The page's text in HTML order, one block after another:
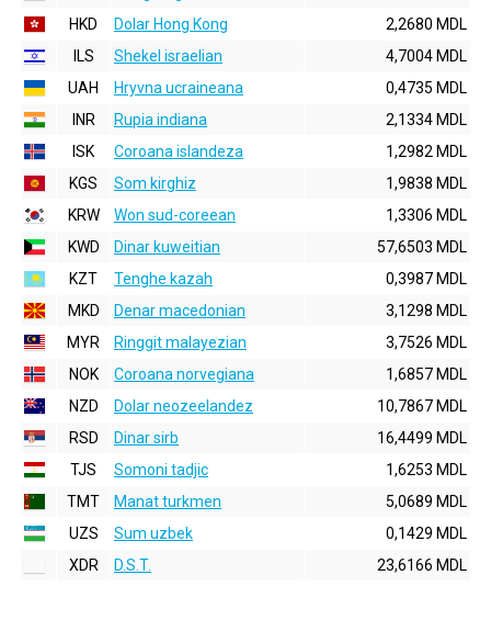
HKD
Dolar Hong Kong
2,2680 MDL
ILS
Shekel israelian
4,7004 MDL
UAH
Hryvna ucraineana
0,4735 MDL
INR
Rupia indiana
2,1334 MDL
ISK
Coroana islandeza
1,2982 MDL
KGS
Som kirghiz
1,9838 MDL
KRW
Won sud-coreean
1,3306 MDL
KWD
Dinar kuweitian
57,6503 MDL
KZT
Tenghe kazah
0,3987 MDL
MKD
Denar macedonian
3,1298 MDL
MYR
Ringgit malayezian
3,7526 MDL
NOK
Coroana norvegiana
1,6857 MDL
NZD
Dolar neozeelandez
10,7867 MDL
RSD
Dinar sirb
16,4499 MDL
TJS
Somoni tadjic
1,6253 MDL
TMT
Manat turkmen
5,0689 MDL
UZS
Sum uzbek
0,1429 MDL
XDR
D.S.T. 23,6166 MDL